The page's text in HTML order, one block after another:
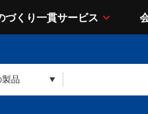
づくり一貫サービス